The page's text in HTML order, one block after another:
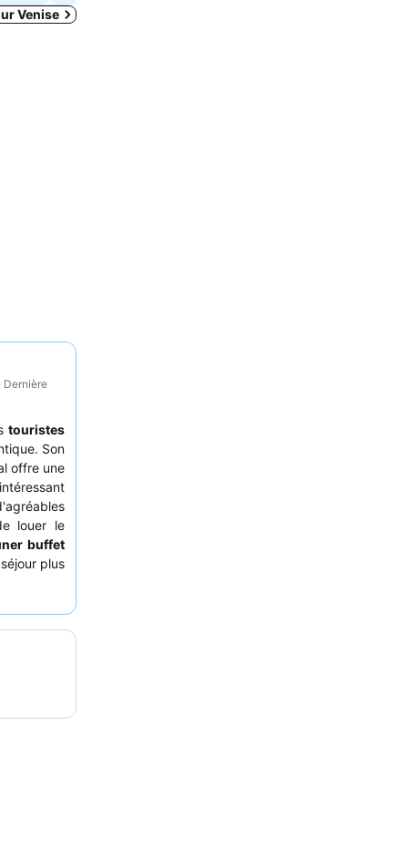
Venise
Dernière
touristes
Son
offre une
louer le
buffet
plus